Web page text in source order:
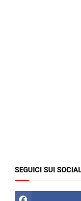
SEGUICI SUI